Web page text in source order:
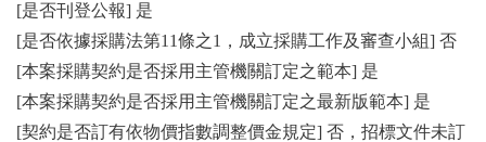
[是否刊登公報] 是
[是否依據採購法第11條之1，成立採購工作及審查小組] 否
[本案採購契約是否採用主管機關訂定之範本] 是
[本案採購契約是否採用主管機關訂定之最新版範本] 是
[契約是否訂有依物價指數調整價金規定] 否，招標文件未訂